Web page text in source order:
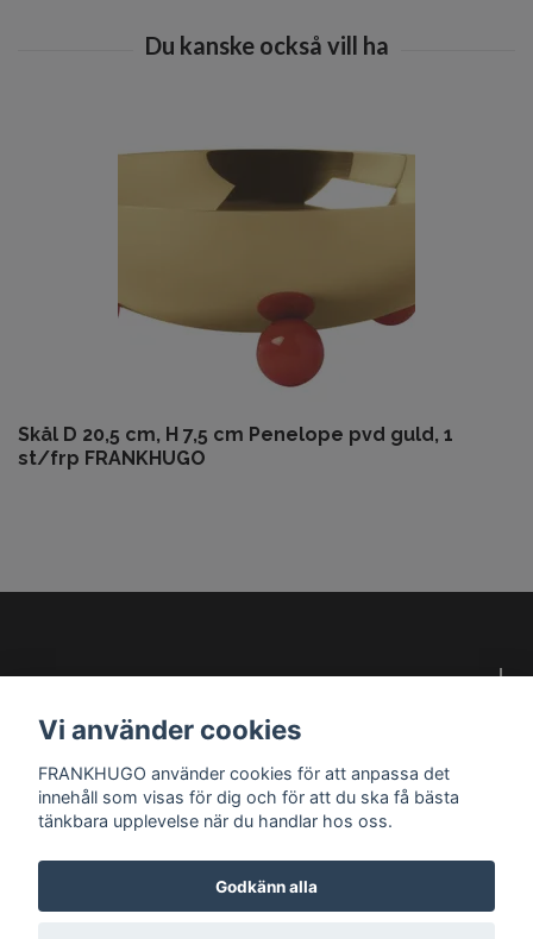
Skål D 20,5 cm, H 7,5 cm Penelope pvd guld, 1
st/frp FRANKHUGO
Om oss
Läs mer
Vi använder cookies
FRANKHUGO använder cookies för att anpassa det
innehåll som visas för dig och för att du ska få bästa
tänkbara upplevelse när du handlar hos oss.
Godkänn alla